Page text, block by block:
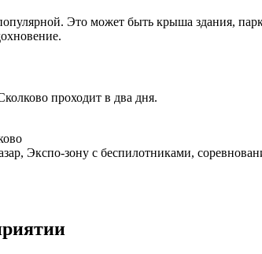
Это может быть крыша здания,
проходит в два дня.
Экспо-зону с беспилотниками,